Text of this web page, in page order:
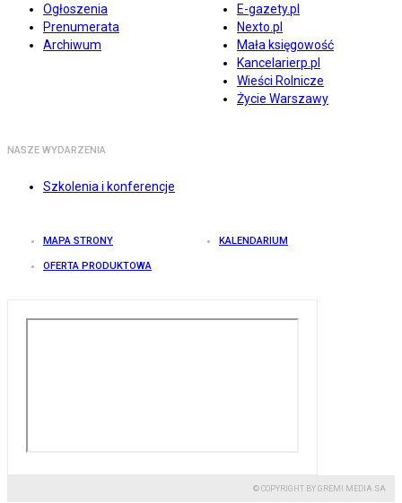
Ogłoszenia
Prenumerata
Archiwum
E-gazety.pl
Nexto.pl
Mała księgowość
Kancelarierp.pl
Wieści Rolnicze
Życie Warszawy
NASZE WYDARZENIA
Szkolenia i konferencje
MAPA STRONY KALENDARIUM
OFERTA PRODUKTOWA
© COPYRIGHT BY GREMI MEDIA SA